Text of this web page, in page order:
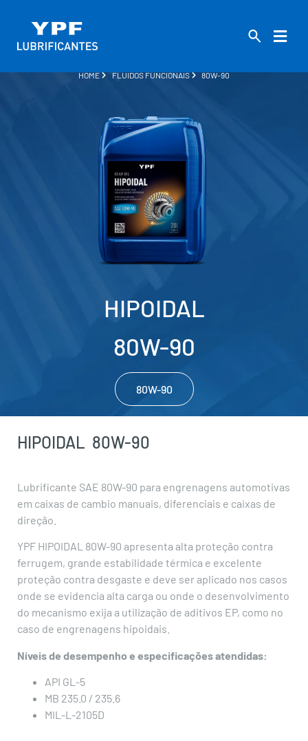
HOME FLUIDOS FUNCIONAIS 80W-90
HIPOIDAL
80W-90
80W-90
HIPOIDAL 80W-90
Lubrificante SAE 80W-90 para engrenagens automotivas
em caixas de cambio manuais, diferenciais e caixas de
direção.
YPF HIPOIDAL 80W-90 apresenta alta proteção contra
ferrugem, grande estabilidade térmica e excelente
proteção contra desgaste e deve ser aplicado nos casos
onde se evidencia alta carga ou onde o desenvolvimento
do mecanismo exija a utilização de aditivos EP, como no
caso de engrenagens hipoidais.
Níveis de desempenho e especificações atendidas:
API GL-5
MB 235.0 / 235.6
MIL-L-2105D